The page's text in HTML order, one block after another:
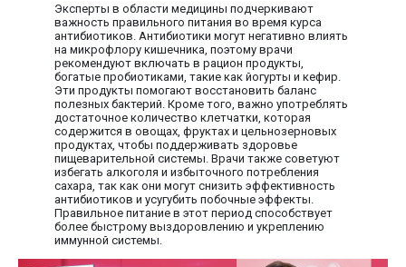
Эксперты в области медицины подчеркивают
важность правильного питания во время курса
антибиотиков. Антибиотики могут негативно влиять
на микрофлору кишечника, поэтому врачи
рекомендуют включать в рацион продукты,
богатые пробиотиками, такие как йогурты и кефир.
Эти продукты помогают восстановить баланс
полезных бактерий. Кроме того, важно употреблять
достаточное количество клетчатки, которая
содержится в овощах, фруктах и цельнозерновых
продуктах, чтобы поддерживать здоровье
пищеварительной системы. Врачи также советуют
избегать алкоголя и избыточного потребления
сахара, так как они могут снизить эффективность
антибиотиков и усугубить побочные эффекты.
Правильное питание в этот период способствует
более быстрому выздоровлению и укреплению
иммунной системы.